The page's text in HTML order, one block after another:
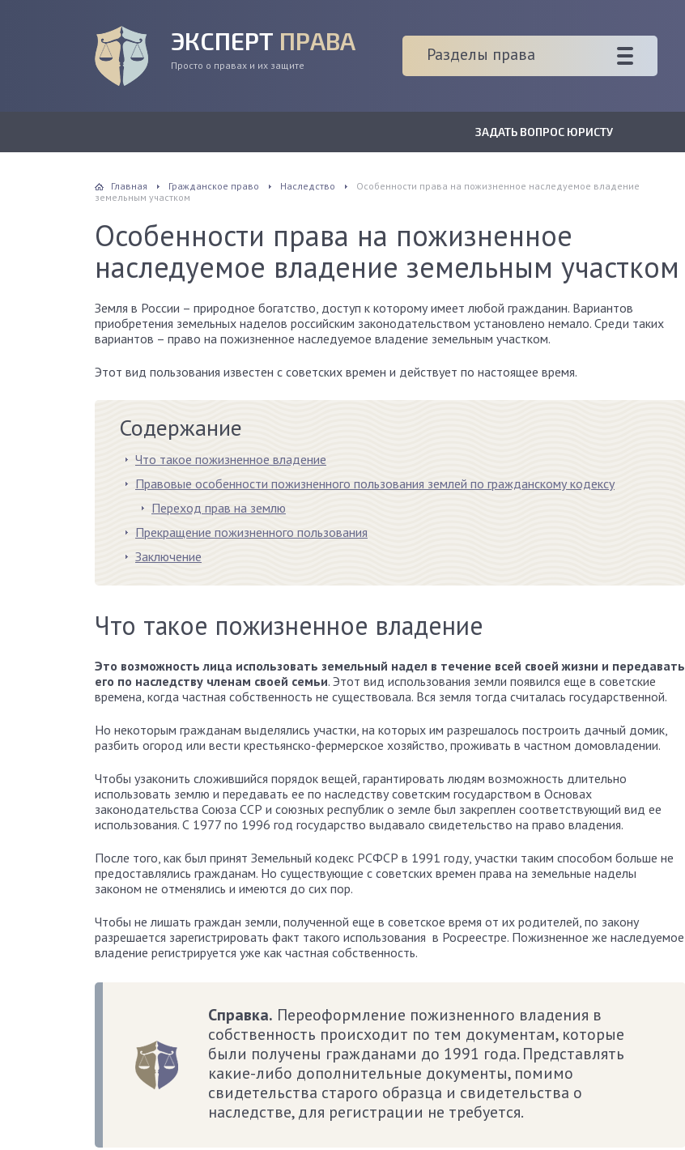
ЭКСПЕРТ ПРАВА
Просто о правах и их защите
Разделы права
ЗАДАТЬ ВОПРОС ЮРИСТУ
Главная Гражданское право Наследство
Особенности права на пожизненное наследуемое владение
земельным участком
Особенности права на пожизненное
наследуемое владение земельным участком
Земля в России – природное богатство, доступ к которому имеет любой гражданин. Вариантов
приобретения земельных наделов российским законодательством установлено немало. Среди таких
вариантов – право на пожизненное наследуемое владение земельным участком.
Этот вид пользования известен с советских времен и действует по настоящее время.
Содержание
Что такое пожизненное владение
Правовые особенности пожизненного пользования землей по гражданскому кодексу
Переход прав на землю
Прекращение пожизненного пользования
Заключение
Что такое пожизненное владение
Это возможность лица использовать земельный надел в течение всей своей жизни и передавать
его по наследству членам своей семьи. Этот вид использования земли появился еще в советские
времена, когда частная собственность не существовала. Вся земля тогда считалась государственной.
Но некоторым гражданам выделялись участки, на которых им разрешалось построить дачный домик,
разбить огород или вести крестьянско-фермерское хозяйство, проживать в частном домовладении.
Чтобы узаконить сложившийся порядок вещей, гарантировать людям возможность длительно
использовать землю и передавать ее по наследству советским государством в Основах
законодательства Союза ССР и союзных республик о земле был закреплен соответствующий вид ее
использования. С 1977 по 1996 год государство выдавало свидетельство на право владения.
После того, как был принят Земельный кодекс РСФСР в 1991 году, участки таким способом больше не
предоставлялись гражданам. Но существующие с советских времен права на земельные наделы
законом не отменялись и имеются до сих пор.
Чтобы не лишать граждан земли, полученной еще в советское время от их родителей, по закону
разрешается зарегистрировать факт такого использования в Росреестре. Пожизненное же наследуемое
владение регистрируется уже как частная собственность.
Справка. Переоформление пожизненного владения в
собственность происходит по тем документам, которые
были получены гражданами до 1991 года. Представлять
какие-либо дополнительные документы, помимо
свидетельства старого образца и свидетельства о
наследстве, для регистрации не требуется.